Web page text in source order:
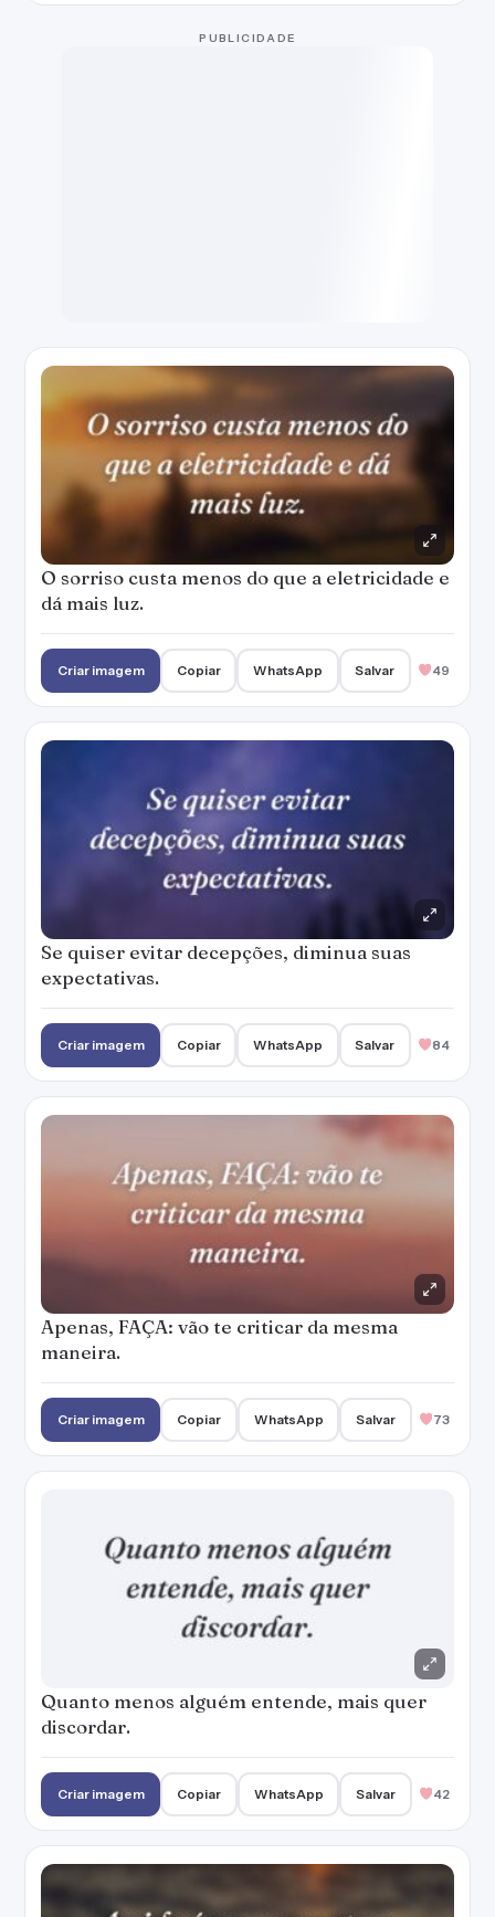
PUBLICIDADE
O sorriso custa menos do que a eletricidade e
dá mais luz.
Criar imagem Copiar WhatsApp Salvar 49
Se quiser evitar decepções, diminua suas
expectativas.
Criar imagem Copiar WhatsApp Salvar 84
Apenas, FAÇA: vão te criticar da mesma
maneira.
Criar imagem Copiar WhatsApp Salvar 73
Quanto menos alguém entende, mais quer
discordar.
Criar imagem Copiar WhatsApp Salvar 42